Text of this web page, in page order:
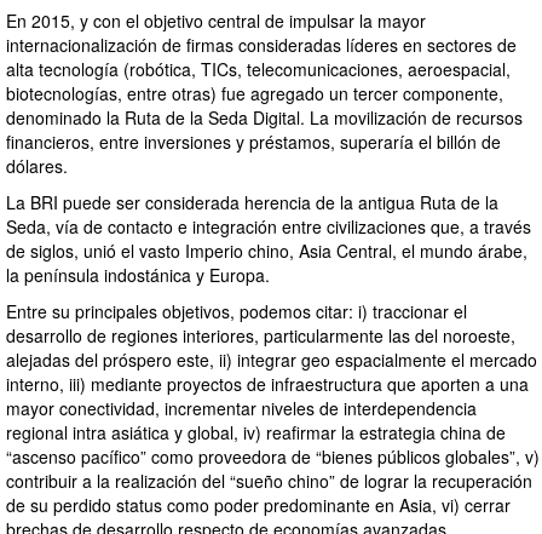
En 2015, y con el objetivo central de impulsar la mayor
internacionalización de firmas consideradas líderes en sectores de
alta tecnología (robótica, TICs, telecomunicaciones, aeroespacial,
biotecnologías, entre otras) fue agregado un tercer componente,
denominado la Ruta de la Seda Digital. La movilización de recursos
financieros, entre inversiones y préstamos, superaría el billón de
dólares.
La BRI puede ser considerada herencia de la antigua Ruta de la
Seda, vía de contacto e integración entre civilizaciones que, a través
de siglos, unió el vasto Imperio chino, Asia Central, el mundo árabe,
la península indostánica y Europa.
Entre su principales objetivos, podemos citar: i) traccionar el
desarrollo de regiones interiores, particularmente las del noroeste,
alejadas del próspero este, ii) integrar geo espacialmente el mercado
interno, iii) mediante proyectos de infraestructura que aporten a una
mayor conectividad, incrementar niveles de interdependencia
regional intra asiática y global, iv) reafirmar la estrategia china de
“ascenso pacífico” como proveedora de “bienes públicos globales”, v)
contribuir a la realización del “sueño chino” de lograr la recuperación
de su perdido status como poder predominante en Asia, vi) cerrar
brechas de desarrollo respecto de economías avanzadas